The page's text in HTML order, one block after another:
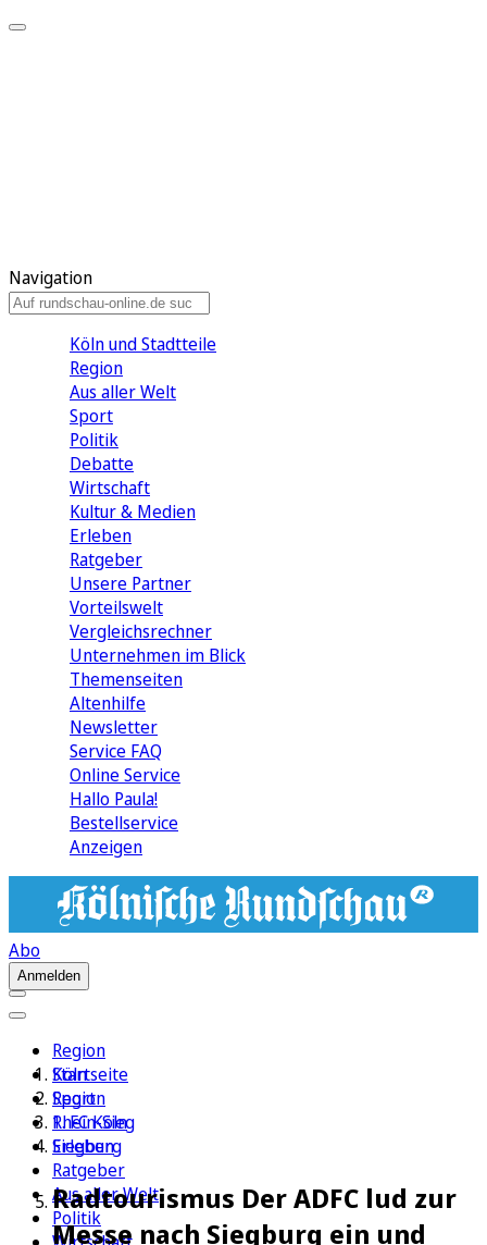
Navigation
Köln und Stadtteile
Region
Aus aller Welt
Sport
Politik
Debatte
Wirtschaft
Kultur & Medien
Erleben
Ratgeber
Unsere Partner
Vorteilswelt
Vergleichsrechner
Unternehmen im Blick
Themenseiten
Altenhilfe
Newsletter
Service FAQ
Online Service
Hallo Paula!
Bestellservice
Anzeigen
Abo
Anmelden
Region
Köln
Sport
1. FC Köln
Erleben
Ratgeber
Aus aller Welt
Politik
Startseite
Region
Rhein-Sieg
Siegburg
Radtourismus Der ADFC lud zur
Messe nach Siegburg ein und